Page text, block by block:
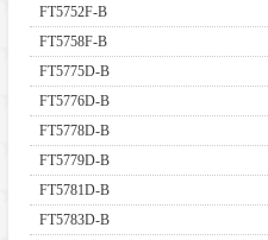
FT5752F-B
FT5758F-B
FT5775D-B
FT5776D-B
FT5778D-B
FT5779D-B
FT5781D-B
FT5783D-B